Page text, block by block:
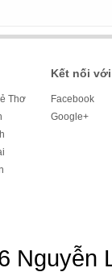
Thơ
Kết nối
Facebook
Google+
Nguyễn